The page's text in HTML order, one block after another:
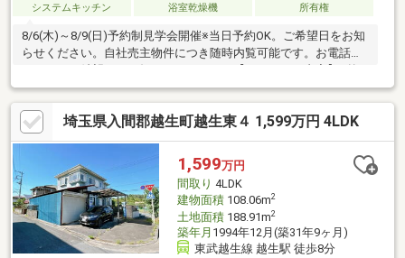
システムキッチン
浴室乾燥機 所有権
8/6(木)～8/9(日)予約制見学会開催※当日予約OK。ご希望日をお知
らせください。自社売主物件につき随時内覧可能です。お電話か
構・外装外壁塗装、屋根塗装、庭整備●内装工事システムキッチ
ン交換、ユニットバス交換、トイレ交換、洗面化粧台交換、室内
ドア（一部）交換、床材上張り、シューズボックス交換、クロス
張替え、畳表替え、障子・襖張替え、インターホン設置、火災警
報器設置、照明器具交換、シロアリ防除工事、クリーニング、鍵
交換、雨漏り点検、設備点検、【おすすめポイント】・駐車場拡
張工事を行い並列2台
埼玉県入間郡越生町越生東４ 1,599万円 4LDK
1,599万円
間取り 4LDK
建物面積108.06m2
土地面積188.91m2
築年月 1994年12月(築31年9ヶ月)
東武越生線 越生駅 徒歩8分